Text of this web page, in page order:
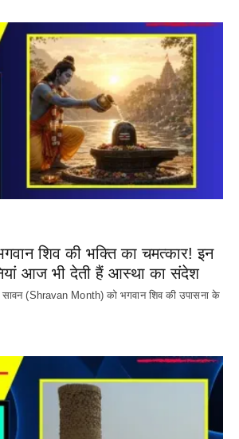
शिव की भक्ति का चमत्कार! इन
आज भी देती हैं आस्था का संदेश
(Shravan Month) को भगवान शिव की उपासना के